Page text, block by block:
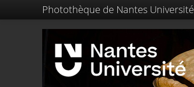
Photothèque de Nantes Université